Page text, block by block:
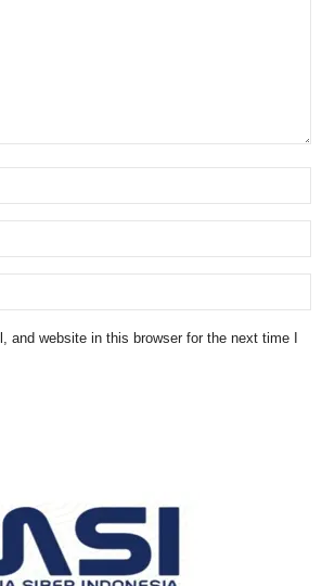
and website in this browser for the next time I